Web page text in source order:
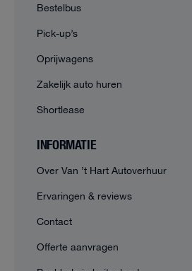
Bestelbus
Pick-up’s
Oprijwagens
Zakelijk auto huren
Shortlease
INFORMATIE
Over Van ’t Hart Autoverhuur
Ervaringen & reviews
Contact
Offerte aanvragen